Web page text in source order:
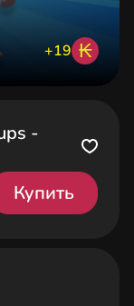
+19 ₭
-
Купить